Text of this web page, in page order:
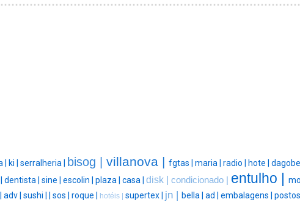
| ki | serralheria | bisog | villanova | fgtas | maria | radio | hote |
dentista | sine | escolin | plaza | casa | disk | condicionado | entulho |
adv | sushi | sos | roque | hotéis | supertex | jn | bella | ad | embalagens | postos |